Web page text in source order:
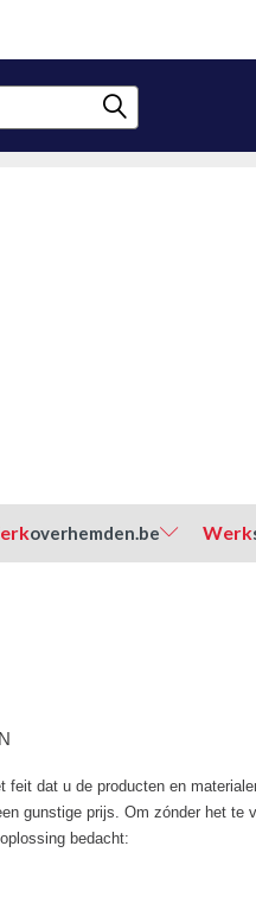
overhemden.be Werk
dat u de producten en
gunstige prijs. Om zónder het te
bedacht: